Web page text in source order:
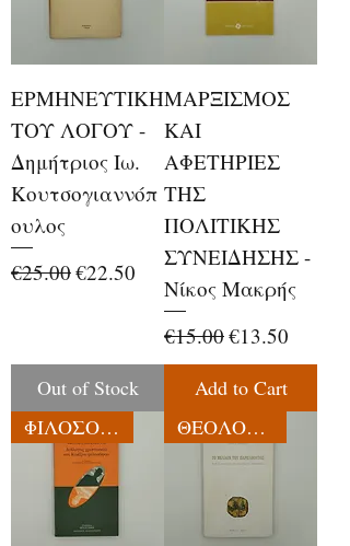
ΕΡΜΗΝΕΥΤΙΚΗ
ΤΟΥ ΛΟΓΟΥ -
Δημήτριος Ιω.
Κουτσογιαννόπ
ουλος
Regular Price
€25.00Sale Price
€22.50
Out of Stock
ΜΑΡΞΙΣΜΟΣ
ΚΑΙ
ΑΦΕΤΗΡΙΕΣ
ΤΗΣ
ΠΟΛΙΤΙΚΗΣ
ΣΥΝΕΙΔΗΣΗΣ -
Νίκος Μακρής
Regular Price
€15.00Sale Price
€13.50
Add to Cart
ΦΙΛΟΣΟΦΙΑ
ΘΕΟΛΟΓΙΑ